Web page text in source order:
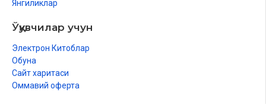
Янгиликлар
Ўқувчилар учун
Электрон Китоблар
Обуна
Сайт харитаси
Оммавий оферта